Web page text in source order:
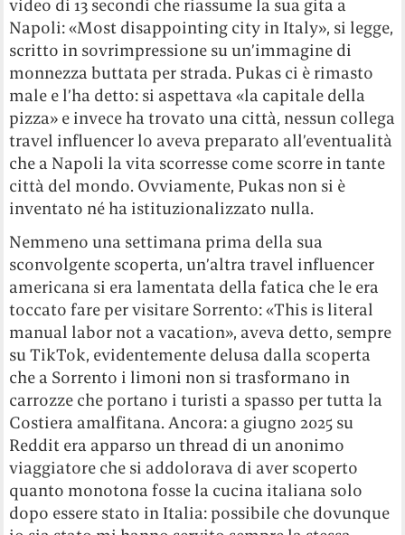
video di 13 secondi che riassume la sua gita a
Napoli: «Most disappointing city in Italy», si legge,
scritto in sovrimpressione su un’immagine di
monnezza buttata per strada. Pukas ci è rimasto
male e l’ha detto: si aspettava «la capitale della
pizza» e invece ha trovato una città, nessun collega
travel influencer lo aveva preparato all’eventualità
che a Napoli la vita scorresse come scorre in tante
città del mondo. Ovviamente, Pukas non si è
inventato né ha istituzionalizzato nulla.
Nemmeno una settimana prima della sua
sconvolgente scoperta, un’altra travel influencer
americana si era lamentata della fatica che le era
toccato fare per visitare Sorrento: «This is literal
manual labor not a vacation», aveva detto, sempre
su TikTok, evidentemente delusa dalla scoperta
che a Sorrento i limoni non si trasformano in
carrozze che portano i turisti a spasso per tutta la
Costiera amalfitana. Ancora: a giugno 2025 su
Reddit era apparso un thread di un anonimo
viaggiatore che si addolorava di aver scoperto
quanto monotona fosse la cucina italiana solo
dopo essere stato in Italia: possibile che dovunque